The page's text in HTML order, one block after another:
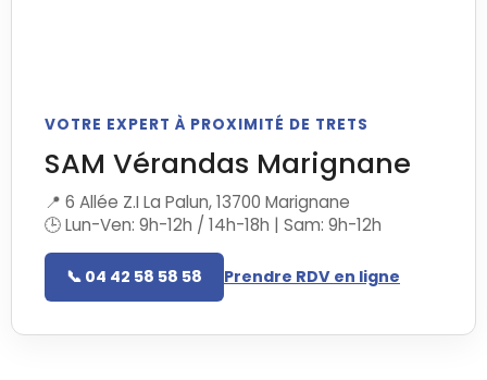
VOTRE EXPERT À PROXIMITÉ DE TRETS
SAM Vérandas Marignane
📍 6 Allée Z.I La Palun, 13700 Marignane
🕒 Lun-Ven: 9h-12h / 14h-18h | Sam: 9h-12h
📞 04 42 58 58 58 Prendre RDV en ligne